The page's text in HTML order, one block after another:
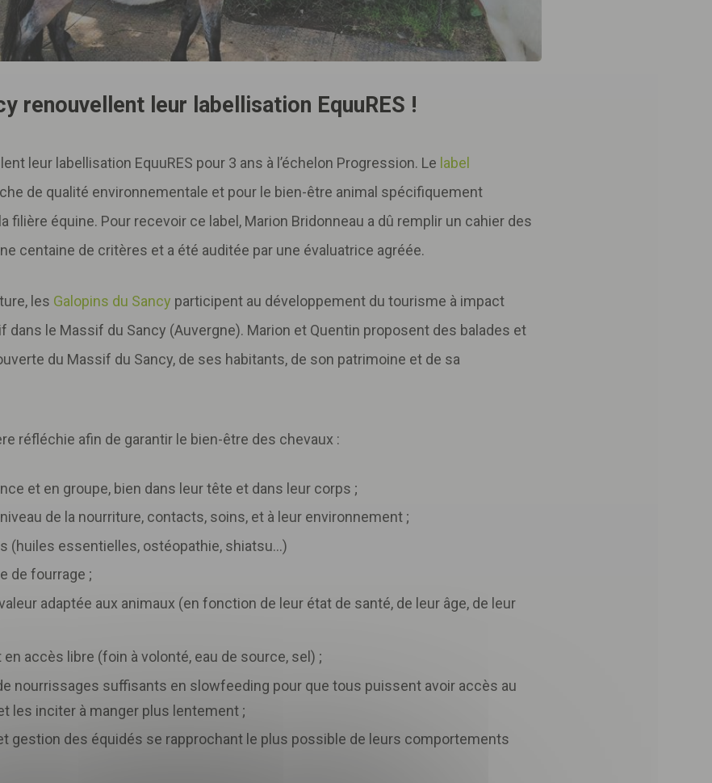
renouvellent leur labellisation EquuRES !
leur labellisation EquuRES pour 3 ans à l’échelon Progression. Le label
de qualité environnementale et pour le bien-être animal spécifiquement
filière équine. Pour recevoir ce label, Marion Bridonneau a dû remplir un cahier des
centaine de critères et a été auditée par une évaluatrice agréée.
les Galopins du Sancy participent au développement du tourisme à impact
le Massif du Sancy (Auvergne). Marion et Quentin proposent des balades et
du Massif du Sancy, de ses habitants, de son patrimoine et de sa
réfléchie afin de garantir le bien-être des chevaux :
et en groupe, bien dans leur tête et dans leur corps ;
de la nourriture, contacts, soins, et à leur environnement ;
(huiles essentielles, ostéopathie, shiatsu…)
de fourrage ;
adaptée aux animaux (en fonction de leur état de santé, de leur âge, de leur
accès libre (foin à volonté, eau de source, sel) ;
nourrissages suffisants en slowfeeding pour que tous puissent avoir accès au
les inciter à manger plus lentement ;
gestion des équidés se rapprochant le plus possible de leurs comportements